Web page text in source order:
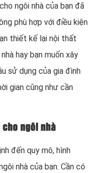
ngôi nhà của bạn đã
phù hợp với điều kiện
thiết kế lại nội thất
hay bạn muốn xây
sử dụng của gia đình
gian cũng như cần
cho ngôi nhà
đến quy mô, hình
nhà của bạn. Cần có